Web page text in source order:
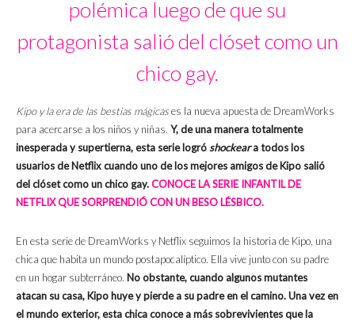
polémica luego de que su
protagonista salió del clóset como un
chico gay.
Kipo y la era de las bestias mágicases la nueva apuesta de DreamWorks
para acercarse a los niños y niñas. Y, de una manera totalmente
inesperada y supertierna, esta serie logróshockeara todos los
usuarios de Netflix cuando uno de los mejores amigos de Kipo salió
del clóset como un chico gay.CONOCE LA SERIE INFANTIL DE
NETFLIX QUE SORPRENDIÓ CON UN BESO LÉSBICO.
En esta serie de DreamWorks y Netflix seguimos la historia de Kipo, una
chica que habita un mundo postapocalíptico. Ella vive junto con su padre
en un hogar subterráneo. No obstante, cuando algunos mutantes
atacan su casa, Kipo huye y pierde a su padre en el camino. Una vez en
el mundo exterior, esta chica conoce a más sobrevivientes que la